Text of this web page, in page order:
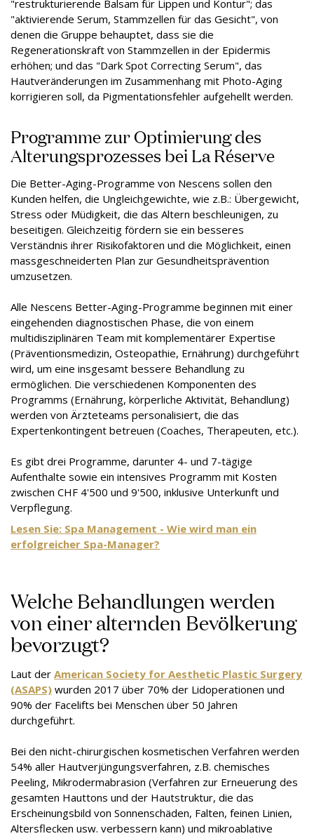
"restrukturierende Balsam für Lippen und Kontur"; das
"aktivierende Serum, Stammzellen für das Gesicht", von
denen die Gruppe behauptet, dass sie die
Regenerationskraft von Stammzellen in der Epidermis
erhöhen; und das "Dark Spot Correcting Serum", das
Hautveränderungen im Zusammenhang mit Photo-Aging
korrigieren soll, da Pigmentationsfehler aufgehellt werden.
Programme zur Optimierung des
Alterungsprozesses bei La Réserve
Die Better-Aging-Programme von Nescens sollen den
Kunden helfen, die Ungleichgewichte, wie z.B.: Übergewicht,
Stress oder Müdigkeit, die das Altern beschleunigen, zu
beseitigen. Gleichzeitig fördern sie ein besseres
Verständnis ihrer Risikofaktoren und die Möglichkeit, einen
massgeschneiderten Plan zur Gesundheitsprävention
umzusetzen.
Alle Nescens Better-Aging-Programme beginnen mit einer
eingehenden diagnostischen Phase, die von einem
multidisziplinären Team mit komplementärer Expertise
(Präventionsmedizin, Osteopathie, Ernährung) durchgeführt
wird, um eine insgesamt bessere Behandlung zu
ermöglichen. Die verschiedenen Komponenten des
Programms (Ernährung, körperliche Aktivität, Behandlung)
werden von Ärzteteams personalisiert, die das
Expertenkontingent betreuen (Coaches, Therapeuten, etc.).
Es gibt drei Programme, darunter 4- und 7-tägige
Aufenthalte sowie ein intensives Programm mit Kosten
zwischen CHF 4'500 und 9'500, inklusive Unterkunft und
Verpflegung.
Lesen Sie: Spa Management - Wie wird man ein
erfolgreicher Spa-Manager?
Welche Behandlungen werden
von einer alternden Bevölkerung
bevorzugt?
Laut der American Society for Aesthetic Plastic Surgery
(ASAPS) wurden 2017 über 70% der Lidoperationen und
90% der Facelifts bei Menschen über 50 Jahren
durchgeführt.
Bei den nicht-chirurgischen kosmetischen Verfahren werden
54% aller Hautverjüngungsverfahren, z.B. chemisches
Peeling, Mikrodermabrasion (Verfahren zur Erneuerung des
gesamten Hauttons und der Hautstruktur, die das
Erscheinungsbild von Sonnenschäden, Falten, feinen Linien,
Altersflecken usw. verbessern kann) und mikroablative